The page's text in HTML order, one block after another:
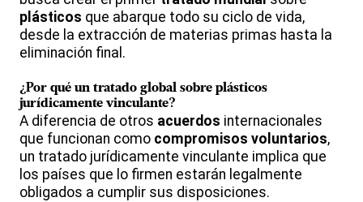
plásticos que abarque todo su ciclo de vida,
desde la extracción de materias primas hasta la
eliminación final.
¿Por qué un tratado global sobre plásticos
jurídicamente vinculante?
A diferencia de otros acuerdos internacionales
que funcionan como compromisos voluntarios,
un tratado jurídicamente vinculante implica que
los países que lo firmen estarán legalmente
obligados a cumplir sus disposiciones.